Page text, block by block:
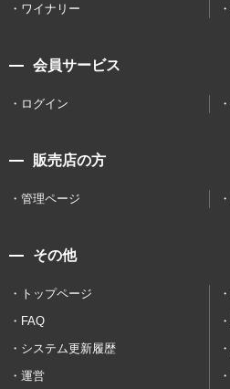
ワイナリー
会員サービス
ログイン
販売店の方
管理ページ
その他
トップページ
FAQ
システム更新履歴
運営